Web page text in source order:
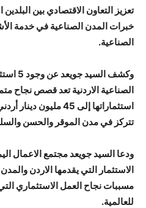
تعزيز التعاون الاقتصادي بين
خبرات المدن الصناعية في خدمة
الصناعية.
وكشف
الصناعية الاردنية تعد قصص نجاح
تتركز في مدن الموقر والحسن
ودعا السيد جويعد مجتمع الاعمال
الاستثمار التي يقدمها الاردن
مسببات نجاح العمل الاستثماري
للعالمية.